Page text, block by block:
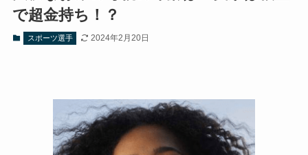
で超金持ち！？
スポーツ選手 2024年2月20日